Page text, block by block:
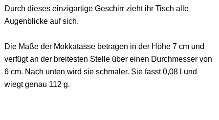
Durch dieses einzigartige Geschirr zieht ihr Tisch alle
Augenblicke auf sich.
Die Maße der Mokkatasse betragen in der Höhe 7 cm und
verfügt an der breitesten Stelle über einen Durchmesser von
6 cm. Nach unten wird sie schmaler. Sie fasst 0,08 l und
wiegt genau 112 g.